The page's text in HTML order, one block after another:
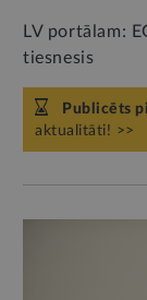
LV portālam:
tiesnesis
Publicēts
aktualitāti! >>